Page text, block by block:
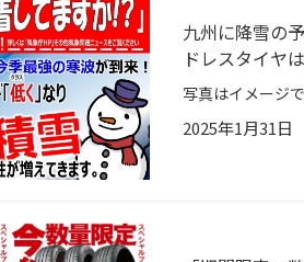
九州に降雪の
ドレスタイヤ
写真はイメージ
2025年1月31日